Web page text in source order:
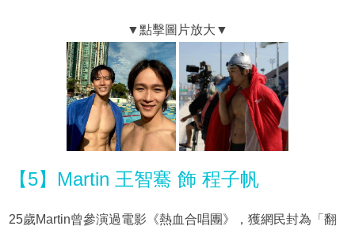
【5】Martin 王智騫 飾 程子帆
25歲Martin曾參演過電影《熱血合唱團》，獲網民封為「翻